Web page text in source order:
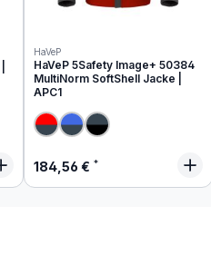
HaVeP
HaVeP 5Safety Image+ 50384
MultiNorm SoftShell Jacke |
APC1
Regulärer Preis:
184,56 €